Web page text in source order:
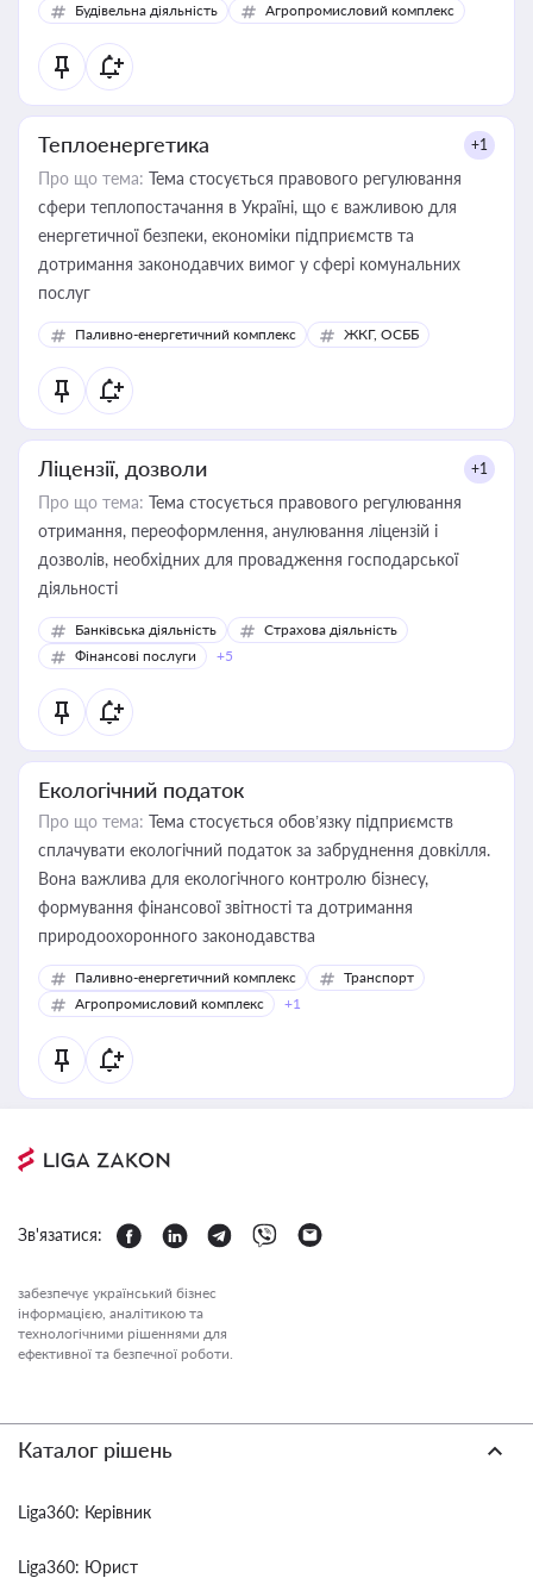
Будівельна діяльність Агропромисловий комплекс
Теплоенергетика +1
Про що тема: Тема стосується правового регулювання
сфери теплопостачання в Україні, що є важливою для
енергетичної безпеки, економіки підприємств та
дотримання законодавчих вимог у сфері комунальних
послуг
Паливно-енергетичний комплекс ЖКГ, ОСББ
Ліцензії, дозволи +1
Про що тема: Тема стосується правового регулювання
отримання, переоформлення, анулювання ліцензій і
дозволів, необхідних для провадження господарської
діяльності
Банківська діяльність
Страхова діяльність
Фінансові послуги
+5
Екологічний податок
Про що тема: Тема стосується обов’язку підприємств
сплачувати екологічний податок за забруднення довкілля.
Вона важлива для екологічного контролю бізнесу,
формування фінансової звітності та дотримання
природоохоронного законодавства
Паливно-енергетичний комплекс
Транспорт
Агропромисловий комплекс
+1
Зв'язатися:
забезпечує український бізнес
інформацією, аналітикою та
технологічними рішеннями для
ефективної та безпечної роботи.
Каталог рішень
Liga360: Керівник
Liga360: Юрист